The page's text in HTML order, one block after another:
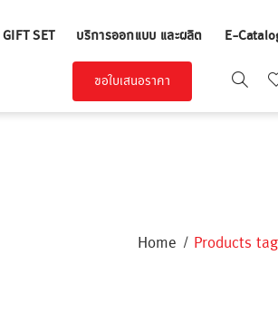
GIFT SET บริการออกแบบ และผลิต E-
ขอใบเสนอราคา
Home Products